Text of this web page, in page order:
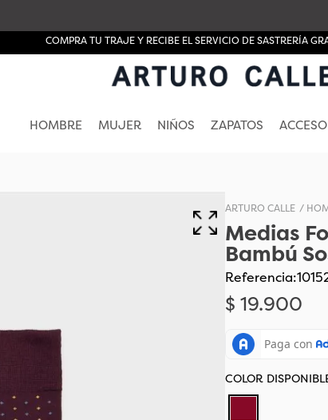
COMPRA TU TRAJE Y RECIBE EL SERVICIO DE SASTRERÍA
HOMBRE MUJER NIÑOS ZAPATOS
Medias
Bambú
Referencia:
$ 19.900